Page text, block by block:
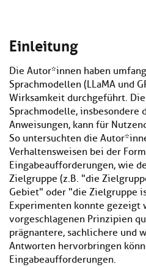
Einleitung
Die Autor*innen haben
Sprachmodellen (LLaMA und
Wirksamkeit durchgeführt.
Sprachmodelle, insbesondere
Anweisungen, kann für
So untersuchten die
Verhaltensweisen bei der
Eingabeaufforderungen, wie
Zielgruppe (z.B. "die
Gebiet" oder "die Zielgruppe
Experimenten konnte gezeigt
vorgeschlagenen Prinzipien
prägnantere, sachlichere und
Antworten hervorbringen
Eingabeaufforderungen.